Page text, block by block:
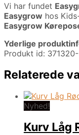
Vi har fundet
Easygrow hos
Easygrow
Yderlige
Produkt id:
Relaterede
Nyhed!
Kurv Låg